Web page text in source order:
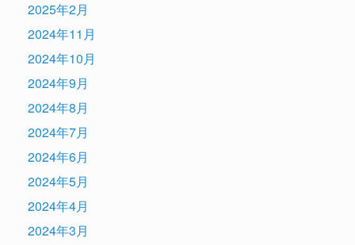
2025年2月
2024年11月
2024年10月
2024年9月
2024年8月
2024年7月
2024年6月
2024年5月
2024年4月
2024年3月